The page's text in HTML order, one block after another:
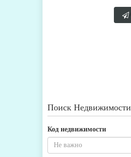
Поиск Недвижимости
Код недвижимости